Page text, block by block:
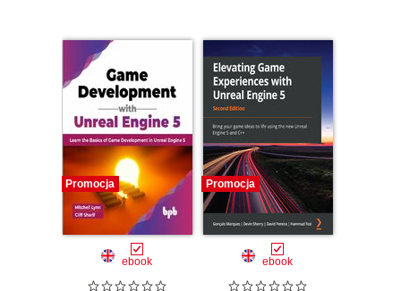
Promocja
ebook
Promocja
ebook